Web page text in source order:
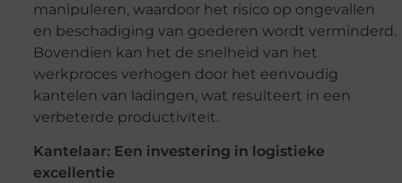
manipuleren, waardoor het risico op ongevallen
en beschadiging van goederen wordt verminderd.
Bovendien kan het de snelheid van het
werkproces verhogen door het eenvoudig
kantelen van ladingen, wat resulteert in een
verbeterde productiviteit.
Kantelaar: Een investering in logistieke
excellentie